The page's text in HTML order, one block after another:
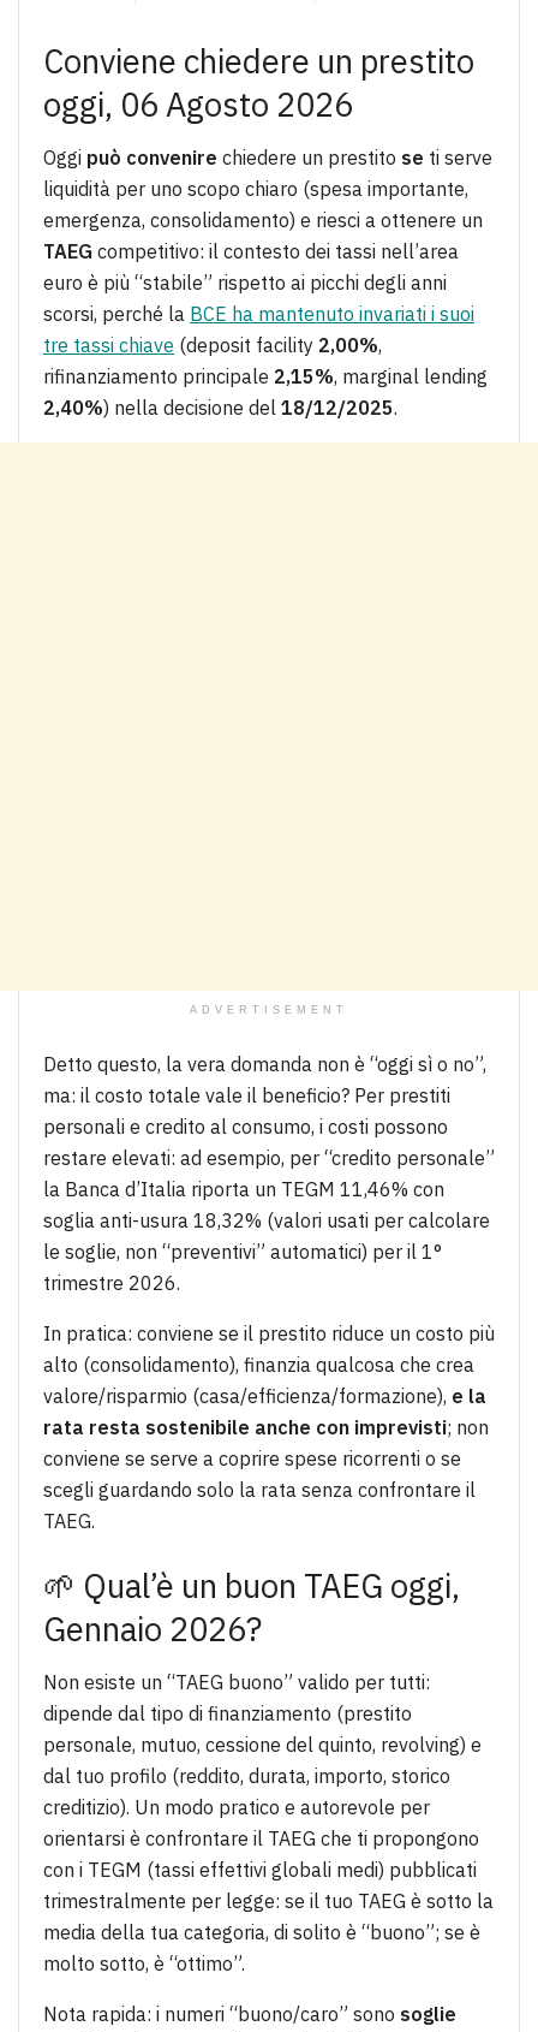
Conviene chiedere un prestito
oggi, 06 Agosto 2026
Oggi può convenire chiedere un prestito se ti serve
liquidità per uno scopo chiaro (spesa importante,
emergenza, consolidamento) e riesci a ottenere un
TAEG competitivo: il contesto dei tassi nell’area
euro è più “stabile” rispetto ai picchi degli anni
scorsi, perché la BCE ha mantenuto invariati i suoi
tre tassi chiave (deposit facility 2,00%,
rifinanziamento principale 2,15%, marginal lending
2,40%) nella decisione del 18/12/2025.
ADVERTISEMENT
Detto questo, la vera domanda non è “oggi sì o no”,
ma: il costo totale vale il beneficio? Per prestiti
personali e credito al consumo, i costi possono
restare elevati: ad esempio, per “credito personale”
la Banca d’Italia riporta un TEGM 11,46% con
soglia anti-usura 18,32% (valori usati per calcolare
le soglie, non “preventivi” automatici) per il 1°
trimestre 2026.
In pratica: conviene se il prestito riduce un costo più
alto (consolidamento), finanzia qualcosa che crea
valore/risparmio (casa/efficienza/formazione), e la
rata resta sostenibile anche con imprevisti; non
conviene se serve a coprire spese ricorrenti o se
scegli guardando solo la rata senza confrontare il
TAEG.
🌱 Qual’è un buon TAEG oggi,
Gennaio 2026?
Non esiste un “TAEG buono” valido per tutti:
dipende dal tipo di finanziamento (prestito
personale, mutuo, cessione del quinto, revolving) e
dal tuo profilo (reddito, durata, importo, storico
creditizio). Un modo pratico e autorevole per
orientarsi è confrontare il TAEG che ti propongono
con i TEGM (tassi effettivi globali medi) pubblicati
trimestralmente per legge: se il tuo TAEG è sotto la
media della tua categoria, di solito è “buono”; se è
molto sotto, è “ottimo”.
Nota rapida: i numeri “buono/caro” sono soglie